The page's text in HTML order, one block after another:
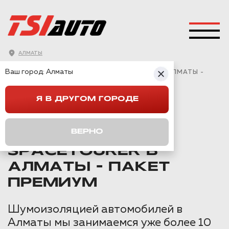
АЛМАТЫ
ШУМОИЗОЛЯЦИЯ CITROEN SPACETOURER В АЛМАТЫ -
ШУМОИЗОЛЯЦИЯ
CITROEN
SPACETOURER В
АЛМАТЫ - ПАКЕТ
ПРЕМИУМ
Шумоизоляцией автомобилей в
Алматы мы занимаемся уже более 10
Ваш город: Алматы
Я В ДРУГОМ ГОРОДЕ
ВЕРНО